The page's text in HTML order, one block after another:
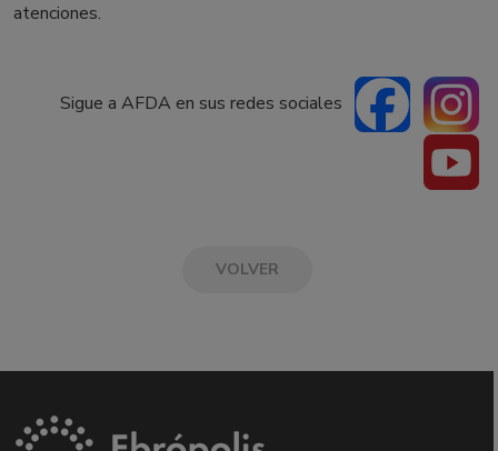
atenciones.
Sigue a AFDA en sus redes sociales
VOLVER